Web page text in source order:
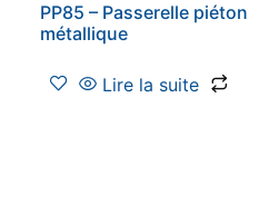
PP85 – Passerelle piéton
métallique
Lire la suite